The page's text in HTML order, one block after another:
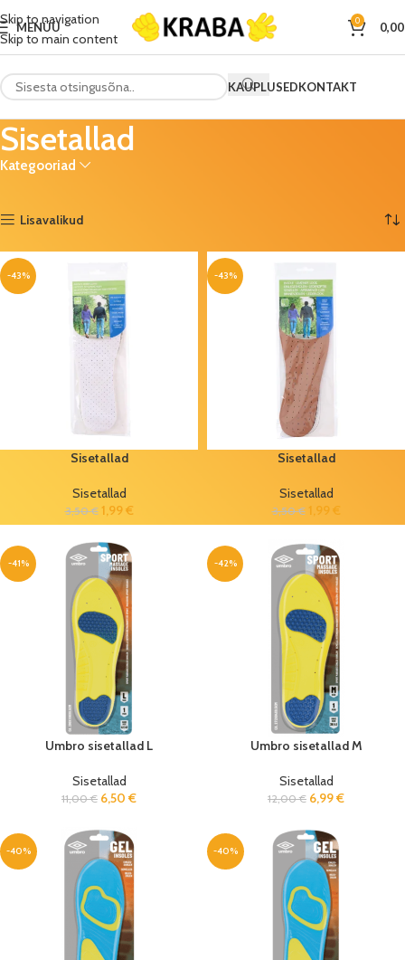
Skip to navigation
Skip to main content
MENÜÜ 0
KAUPLUSEDKONTAKT
Sisetallad
Kategooriad
Lisavalikud
-43%
Sisetallad
Sisetallad
3,50€ 1,99€
-43%
Sisetallad
Sisetallad
3,50€ 1,99 €
-41%
Umbro sisetallad L
Sisetallad
11,00€ 6,50 €
-42%
Umbro sisetallad M
Sisetallad
12,00€ 6,99€
-40% -40%